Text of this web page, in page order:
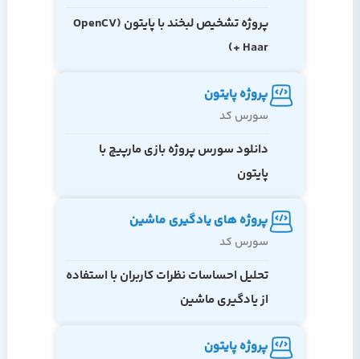
پروژه تشخیص لبخند با پایتون (OpenCV
+ Haar)
پروژه پایتون
سورس کد
دانلود سورس پروژه بازی مارپیچ با
پایتون
پروژه های یادگیری ماشین
سورس کد
تحلیل احساسات نظرات کاربران با استفاده
از یادگیری ماشین
پروژه پایتون